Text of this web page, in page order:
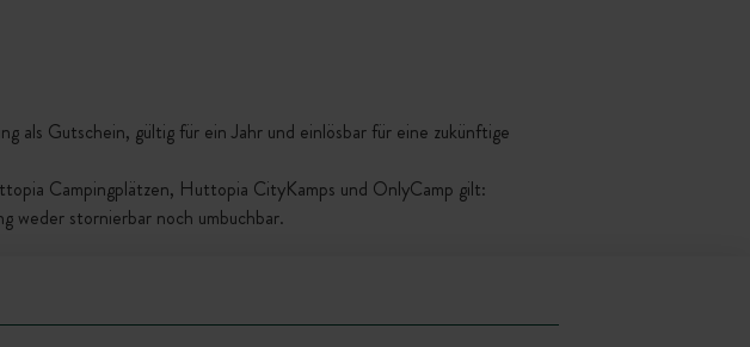
als Gutschein, gültig für ein Jahr und einlösbar für eine zukünftige
Campingplätzen, Huttopia CityKamps und OnlyCamp gilt:
weder stornierbar noch umbuchbar.